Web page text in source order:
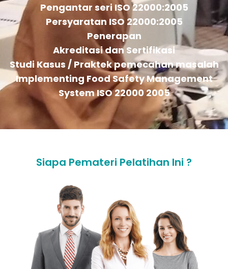
Pengantar seri ISO 22000:2005
Persyaratan ISO 22000:2005
Penerapan
Akreditasi dan Sertifikasi
Studi Kasus / Praktek pemecahan masalah
Implementing Food Safety Management
System ISO 22000 2005
Siapa Pemateri Pelatihan Ini ?